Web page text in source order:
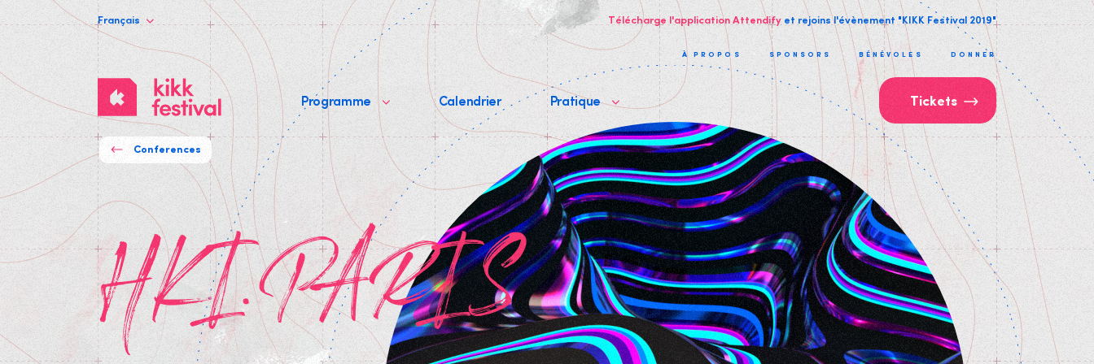
KIKK
Festival
Programme Calendrier Pratique Tickets
À PROPOS SPONSORS BÉNÉVOLES DONNER
Français Télécharge l'application Attendify et rejoins l'évènement "KIKK Festival 2019"
Conferences
HKI.PARIS